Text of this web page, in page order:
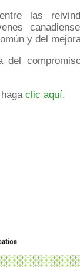
las
y del
del
clic aquí.